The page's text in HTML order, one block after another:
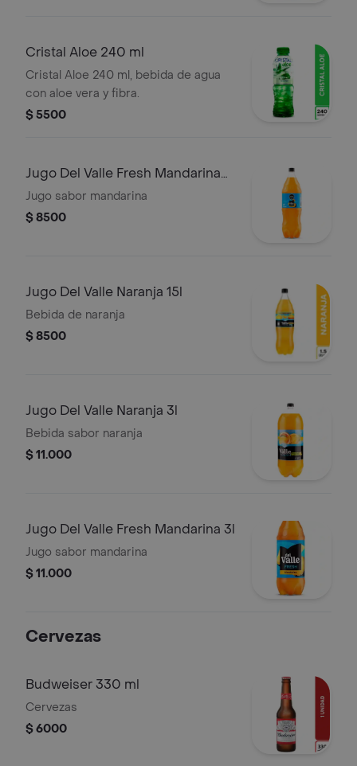
Cristal Aloe 240 ml
Cristal Aloe 240 ml, bebida de agua
con aloe vera y fibra.
$ 5500
Jugo Del Valle Fresh Mandarina
15l
Jugo sabor mandarina
$ 8500
Jugo Del Valle Naranja 15l
Bebida de naranja
$ 8500
Jugo Del Valle Naranja 3l
Bebida sabor naranja
$ 11.000
Jugo Del Valle Fresh Mandarina 3l
Jugo sabor mandarina
$ 11.000
Cervezas
Budweiser 330 ml
Cervezas
$ 6000